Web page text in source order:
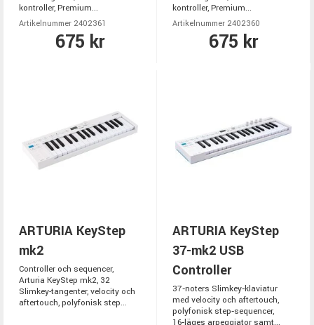
kontroller, Premium...
Artikelnummer 2402361
675 kr
kontroller, Premium...
Artikelnummer 2402360
675 kr
ARTURIA KeyStep
mk2
Controller och sequencer,
Arturia KeyStep mk2, 32
Slimkey-tangenter, velocity och
aftertouch, polyfonisk step...
ARTURIA KeyStep
37-mk2 USB
Controller
37‑noters Slimkey‑klaviatur
med velocity och aftertouch,
polyfonisk step‑sequencer,